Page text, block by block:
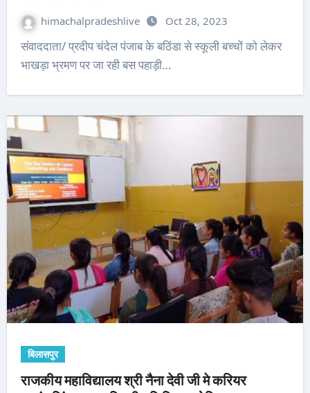
himachalpradeshlive Oct 28, 2023
संवाददाता/ प्रदीप चंदेल पंजाब के बठिंडा से स्कूली बच्चों को लेकर
भाखड़ा भ्रमण पर जा रही बस पहाड़ी…
बिलासपुर
राजकीय महाविद्यालय श्री नैना देवी जी मे करियर